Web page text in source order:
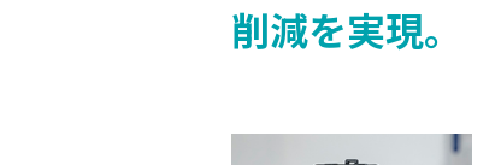
削減を実現。